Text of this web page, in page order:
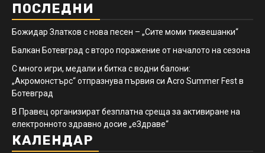
ПОСЛЕДНИ
Божидар Златков с нова песен – „Сите моми тиквешанки“
Балкан Ботевград с второ поражение от началото на сезона
С много игри, медали и битка с водни балони:
„Акромонстърс“ отпразнува първия си Acro Summer Fest в
Ботевград
В Правец организират безплатна среща за активиране на
електронното здравно досие „еЗдраве“
КАЛЕНДАР